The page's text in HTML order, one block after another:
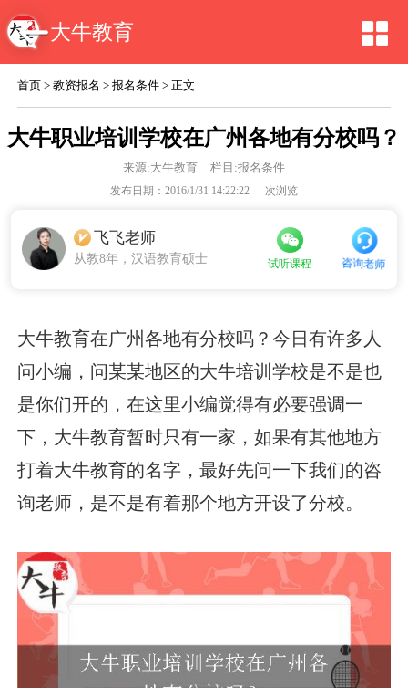
大牛教育
首页 >教资报名 >报名条件 > 正文
大牛职业培训学校在广州各地有分校吗？
来源:大牛教育 栏目:报名条件
发布日期：2016/1/31 14:22:22 次浏览
飞飞老师
从教8年，汉语教育硕士 试听课程 咨询老师
大牛教育在广州各地有分校吗？今日有许多人
问小编，问某某地区的大牛培训学校是不是也
是你们开的，在这里小编觉得有必要强调一
下，大牛教育暂时只有一家，如果有其他地方
打着大牛教育的名字，最好先问一下我们的咨
询老师，是不是有着那个地方开设了分校。